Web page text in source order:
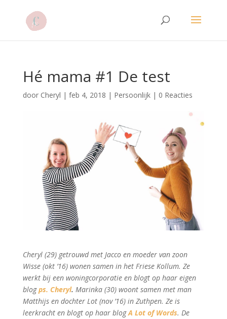
Hé mama #1 De test
door Cheryl | feb 4, 2018 | Persoonlijk| 0 Reacties
Cheryl (29) getrouwd met Jacco en moeder van zoon
Wisse (okt ’16) wonen samen in het Friese Kollum. Ze
werkt bij een woningcorporatie en blogt op haar eigen
blogps. Cheryl. Marinka (30) woont samen met man
Matthijs en dochter Lot (nov ’16) in Zuthpen. Ze is
leerkracht en blogt op haar blogA Lot of Words. De